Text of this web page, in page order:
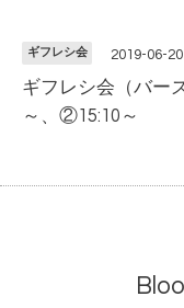
ギフレシ会 2019-06-
ギフレシ会（バー
～、②15:10～